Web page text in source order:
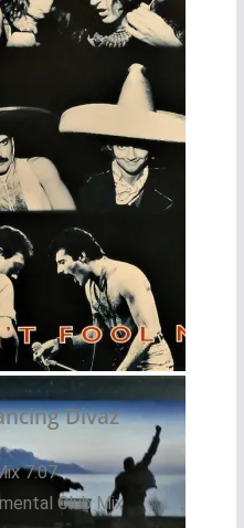
Divaz
7:07
Club Mix